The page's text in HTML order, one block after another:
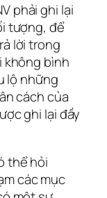
phải ghi lại
tượng, để
lời trong
không bình
lộ những
cách của
ghi lại đầy
thể hỏi
các mục